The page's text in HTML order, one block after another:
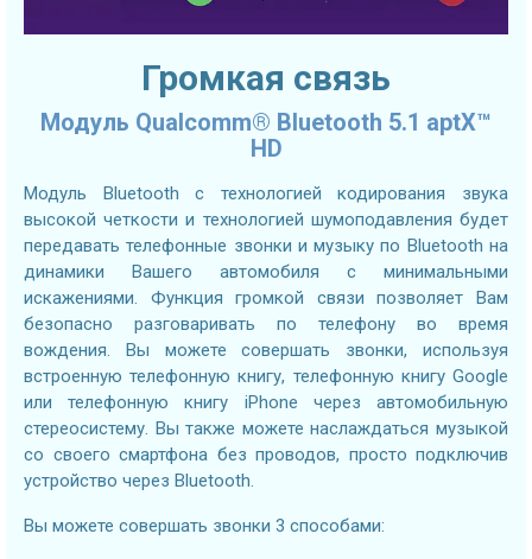
Громкая связь
Модуль Qualcomm® Bluetooth 5.1 aptX™
HD
Модуль Bluetooth с технологией кодирования звука
высокой четкости и технологией шумоподавления будет
передавать телефонные звонки и музыку по Bluetooth на
динамики Вашего автомобиля с минимальными
искажениями. Функция громкой связи позволяет Вам
безопасно разговаривать по телефону во время
вождения. Вы можете совершать звонки, используя
встроенную телефонную книгу, телефонную книгу Google
или телефонную книгу iPhone через автомобильную
стереосистему. Вы также можете наслаждаться музыкой
со своего смартфона без проводов, просто подключив
устройство через Bluetooth.
Вы можете совершать звонки 3 способами: